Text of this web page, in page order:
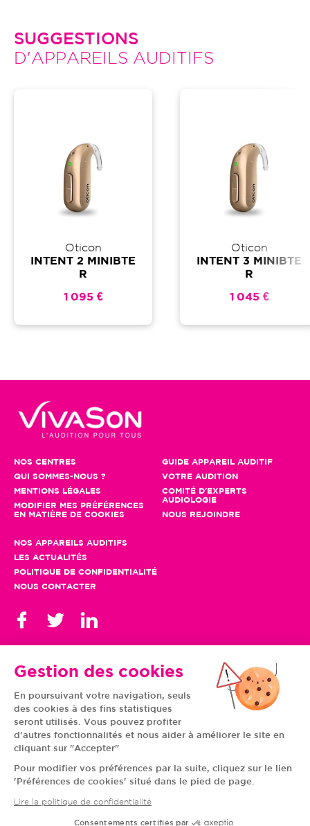
Gestion des cookies
En poursuivant votre navigation, seuls
des cookies à des fins statistiques
seront utilisés. Vous pouvez profiter
d'autres fonctionnalités et nous aider à améliorer le site en
cliquant sur "Accepter"
Pour modifier vos préférences par la suite, cliquez sur le lien
'Préférences de cookies' situé dans le pied de page.
Lire la politique de confidentialité
Consentements certifiés par
SUGGESTIONS
D'APPAREILS AUDITIFS
Oticon
INTENT 2 MINIBTE
R
1 095 €
Oticon
INTENT 3 MINIBTE
R
1 045 €
NOS CENTRES
QUI SOMMES-NOUS ?
MENTIONS LÉGALES
MODIFIER MES PRÉFÉRENCES
EN MATIÈRE DE COOKIES
GUIDE APPAREIL AUDITIF
VOTRE AUDITION
COMITÉ D'EXPERTS
AUDIOLOGIE
NOUS REJOINDRE
NOS APPAREILS AUDITIFS
LES ACTUALITÉS
POLITIQUE DE CONFIDENTIALITÉ
NOUS CONTACTER
TOUS NOS CENTRES
AUVERGNE-RHÔNE-
ALPES
FRANCHE-COMTÉ
BRETAGNE
CENTRE-VAL DE LOIRE
GRAND EST
ÎLE-DE-FRANCE
NORMANDIE
PAYS DE LA LOIRE
PROVENCE-ALPES-
CÔTE D'AZUR